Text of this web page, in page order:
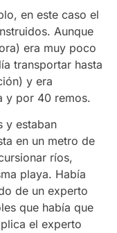
en este caso el
Aunque
era muy poco
transportar hasta
y era
y por 40 remos.
y estaban
en un metro de
ríos,
playa. Había
de un experto
que había que
el experto